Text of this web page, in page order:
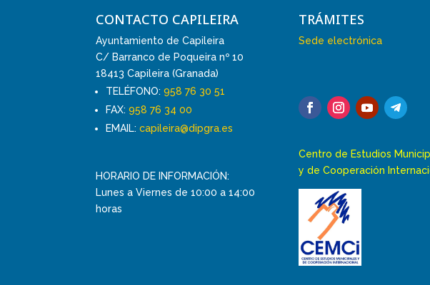
CONTACTO CAPILEIRA
Ayuntamiento de Capileira
C/ Barranco de Poqueira nº 10
18413 Capileira (Granada)
TELÉFONO:958 76 30 51
FAX:958 76 34 00
EMAIL:capileira@dipgra.es
HORARIO DE INFORMACIÓN:
Lunes a Viernes de 10:00 a 14:00
horas
TRÁMITES
Sede electrónica
Centro de Estudios
y de Cooperación